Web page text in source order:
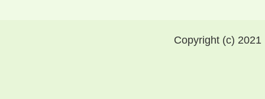
Copyright (c)